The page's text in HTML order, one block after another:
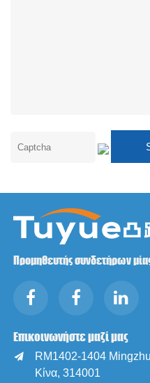
Προμηθευτής συνδετήρων
Επικοινωνήστε μαζί μας

RM1402-1404
Κίνα, 314001